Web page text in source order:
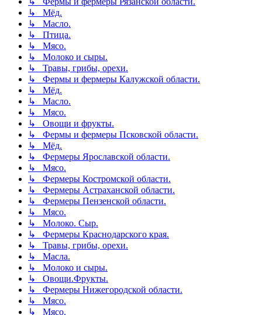
↳ Мёд.
↳ Масло.
↳ Птица.
↳ Мясо.
↳ Молоко и сыры.
↳ Травы, грибы, орехи.
↳ Фермы и фермеры Калужской области.
↳ Мёд.
↳ Масло.
↳ Мясо.
↳ Овощи и фрукты.
↳ Фермы и фермеры Псковской области.
↳ Мёд.
↳ Фермеры Ярославской области.
↳ Мясо.
↳ Фермеры Костромской области.
↳ Фермеры Астраханской области.
↳ Фермеры Пензенской области.
↳ Мясо.
↳ Молоко. Сыр.
↳ Фермеры Краснодарского края.
↳ Травы, грибы, орехи.
↳ Масла.
↳ Молоко и сыры.
↳ Овощи.Фрукты.
↳ Фермеры Нижегородской области.
↳ Мясо.
↳ Мясо.